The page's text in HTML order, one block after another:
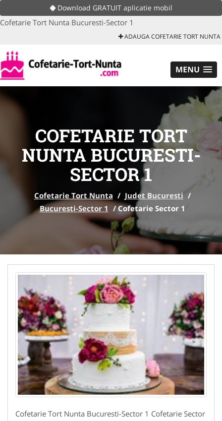
Download GRATUIT aplicatie mobil
Cofetarie Tort Nunta Bucuresti-Sector 1
ADAUGA COFETARIE TORT NUNTA
MENU
COFETARIE TORT
NUNTA BUCURESTI-
SECTOR 1
Cofetarie Tort Nunta / Judet Bucuresti /
Bucuresti-Sector 1 /Cofetarie Sector 1
Cofetarie Tort Nunta Bucuresti-Sector 1 Cofetarie Sector